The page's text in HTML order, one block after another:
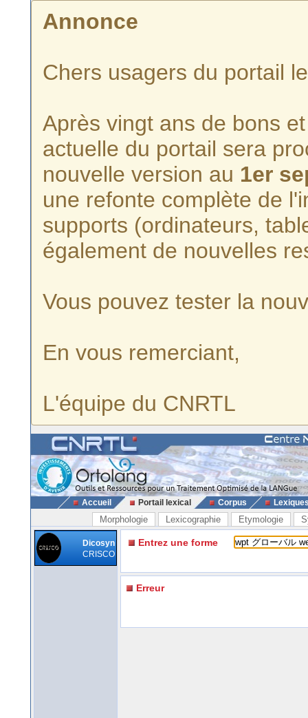
Annonce
Chers usagers du portail
Après vingt ans de bons
actuelle du portail sera
nouvelle version au 1er
une refonte complète de
supports (ordinateurs,
également de nouvelles
Vous pouvez tester la
En vous remerciant,
L'équipe du CNRTL
Accueil Portail lexical Corpus
Morphologie Lexicographie Etymologie
Dicosyn
CRISCO
Entrez une forme
Erreur